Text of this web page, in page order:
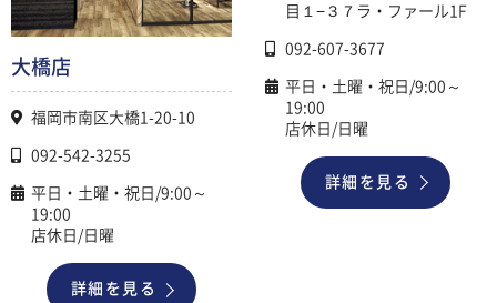
大橋店
福岡市南区大橋1-20-10
092-542-3255
平日・土曜・祝日/9:00～
19:00
店休日/日曜
詳細を見る
目１−３７ラ・ファール1F
092-607-3677
平日・土曜・祝日/9:00～
19:00
店休日/日曜
詳細を見る